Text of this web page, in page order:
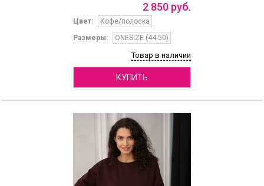
2 850 руб.
Цвет:
Кофе/полоска
Размеры:
ONESIZE (44-50)
Товар в наличии
КУПИТЬ